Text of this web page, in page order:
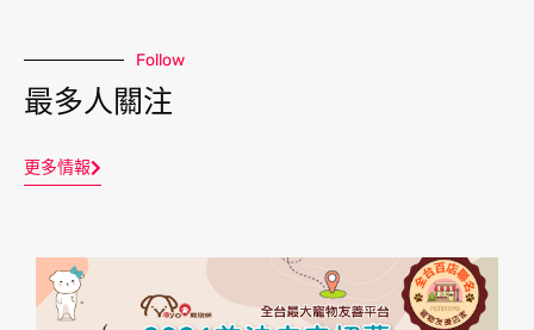
Follow
最多人關注
更多情報